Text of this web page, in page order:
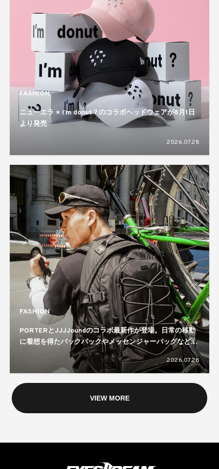
FASHION
ニューエラ × I’m donut？のコラボヘッドウェアが8月1日
より発売
2026.07.28
FASHION
PORTERとJJJJoundのコラボ最新作が登場。日常の移動
に着想を得たバックパックやメッセンジャーバッグなどを
ラインナップ
2026.07.28
VIEW MORE